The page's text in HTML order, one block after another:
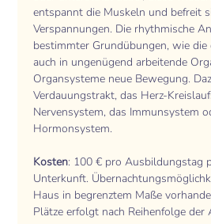
entspannt die Muskeln und befreit
Verspannungen. Die rhythmische
bestimmter Grundübungen, wie
auch in ungenügend arbeitende
Organsysteme neue Bewegung.
Verdauungstrakt, das Herz-
Nervensystem, das Immunsystem
Hormonsystem.
Kosten: 100 € pro Ausbildungstag
Unterkunft.
Haus in begrenztem Maße
Plätze erfolgt nach Reihenfolge der